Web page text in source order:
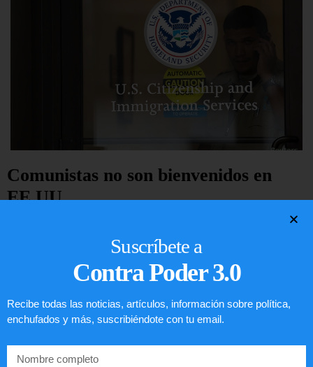
Comunistas no son bienvenidos en
EE.UU.
Suscríbete a
Contra Poder 3.0
Recibe todas las noticias, artículos, información sobre política,
enchufados y más, suscribiéndote con tu email.